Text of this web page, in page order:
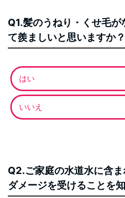
Q1.髪のうねり・くせ毛
て羨ましいと思いますか？
はい
いいえ
Q2.ご家庭の水道水に含
ダメージを受けることを